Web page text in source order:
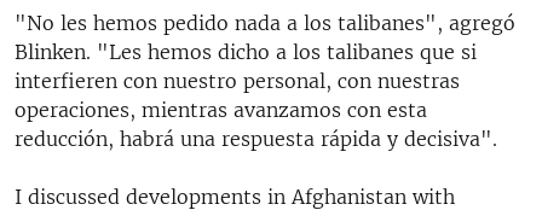
"No les hemos pedido nada a los talibanes", agregó
Blinken. "Les hemos dicho a los talibanes que si
interfieren con nuestro personal, con nuestras
operaciones, mientras avanzamos con esta
reducción, habrá una respuesta rápida y decisiva".
I discussed developments in Afghanistan with